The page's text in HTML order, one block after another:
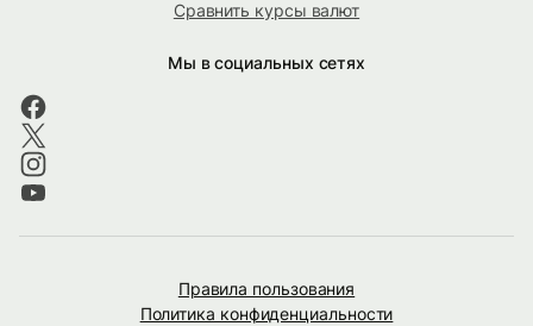
Сравнить курсы валют
Мы в социальных сетях
Правила пользования
Политика конфиденциальности